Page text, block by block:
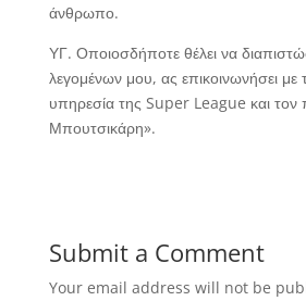
άνθρωπο.
ΥΓ. Οποιοσδήποτε θέλει να
λεγομένων μου, ας επικοινωνήσει με
υπηρεσία της Super League και τον
Μπουτσικάρη».
Submit a Comment
Your email address will not be